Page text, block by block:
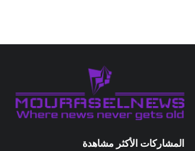
المشاركات الأكثر مشاهدة